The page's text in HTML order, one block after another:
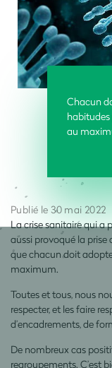
Chacun
au
Publié le 30 mai 2022
La crise sanitaire qui a
aussi provoqué la prise
que chacun doit
maximum.
Toutes et tous, nous
respecter, et les faire
d’encadrements, de
De nombreux cas
regroupements. C’est